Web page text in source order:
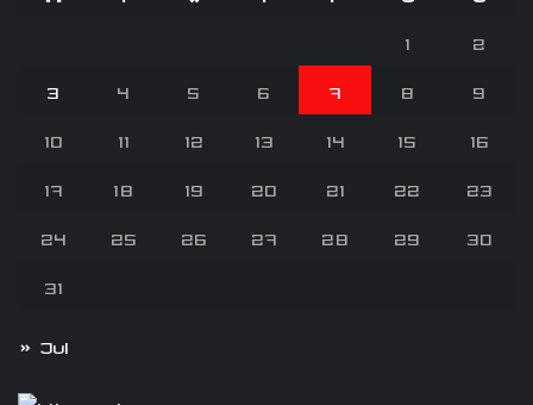
1 2
3 4 5 6 7 8 9
10 11 12 13 14 15 16
17 18 19 20 21 22 23
24 25 26 27 28 29 30
31
« Jul